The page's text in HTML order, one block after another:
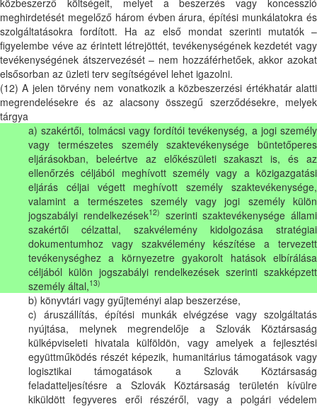
meghirdetését megelőző három évben árura, építési munkálatokra és
szolgáltatásokra fordított. Ha az első mondat szerinti mutatók –
figyelembe véve az érintett létrejöttét, tevékenységének kezdetét vagy
tevékenységének átszervezését – nem hozzáférhetőek, akkor azokat
elsősorban az üzleti terv segítségével lehet igazolni.
(12) A jelen törvény nem vonatkozik a közbeszerzési értékhatár alatti
megrendelésekre és az alacsony összegű szerződésekre, melyek
tárgya
a) szakértői, tolmácsi vagy fordítói tevékenység, a jogi személy
vagy természetes személy szaktevékenysége büntetőperes
eljárásokban, beleértve az előkészületi szakaszt is, és az
ellenőrzés céljából meghívott személy vagy a közigazgatási
eljárás céljai végett meghívott személy szaktevékenysége,
valamint a természetes személy vagy jogi személy külön
jogszabályi rendelkezések12) szerinti szaktevékenysége állami
szakértői célzattal, szakvélemény kidolgozása stratégiai
dokumentumhoz vagy szakvélemény készítése a tervezett
tevékenységhez a környezetre gyakorolt hatások elbírálása
céljából külön jogszabályi rendelkezések szerinti szakképzett
személy által,13)
b) könyvtári vagy gyűjteményi alap beszerzése,
c) áruszállítás, építési munkák elvégzése vagy szolgáltatás
nyújtása, melynek megrendelője a Szlovák Köztársaság
külképviseleti hivatala külföldön, vagy amelyek a fejlesztési
együttműködés részét képezik, humanitárius támogatások vagy
logisztikai támogatások a Szlovák Köztársaság
feladatteljesítésre a Szlovák Köztársaság területén kívülre
kiküldött fegyveres erői részéről, vagy a polgári védelem